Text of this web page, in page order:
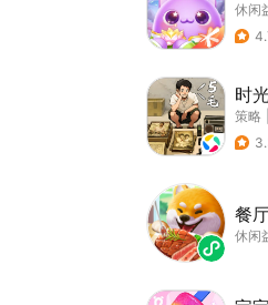
休闲
时
策略
餐
休闲